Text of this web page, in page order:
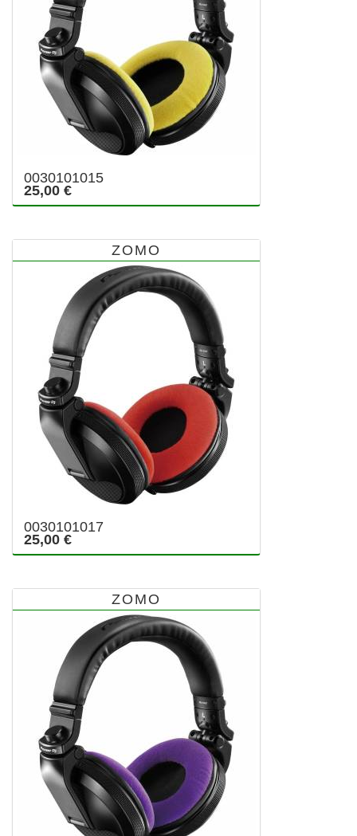
0030101015
25,00 €
ZOMO
0030101017
25,00 €
ZOMO